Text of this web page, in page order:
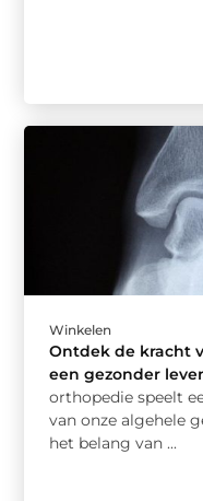
Winkelen
Ontdek de kracht
een gezonder
orthopedie speelt
van onze algehele
het belang van ...